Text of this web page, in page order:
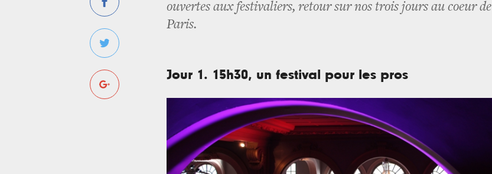
ouvertes aux festivaliers, retour sur nos trois jours au coeur de
Paris.
Jour 1. 15h30, un festival pour les pros